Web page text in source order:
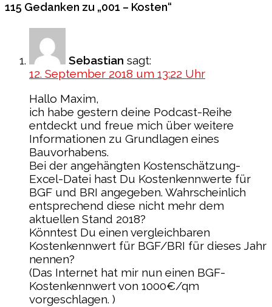
115 Gedanken zu „001 – Kosten“
Sebastian sagt:
12. September 2018 um 13:22 Uhr
Hallo Maxim,
ich habe gestern deine Podcast-Reihe
entdeckt und freue mich über weitere
Informationen zu Grundlagen eines
Bauvorhabens.
Bei der angehängten Kostenschätzung-
Excel-Datei hast Du Kostenkennwerte für
BGF und BRI angegeben. Wahrscheinlich
entsprechend diese nicht mehr dem
aktuellen Stand 2018?
Könntest Du einen vergleichbaren
Kostenkennwert für BGF/BRI für dieses Jahr
nennen?
(Das Internet hat mir nun einen BGF-
Kostenkennwert von 1000€/qm
vorgeschlagen. )